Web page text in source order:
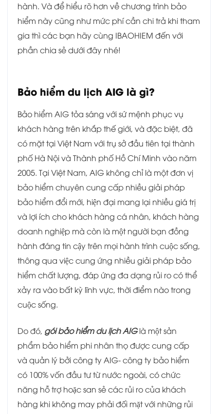
hành. Và để hiểu rõ hơn về chương trình bảo
hiểm này cũng như mức phí cần chi trả khi tham
gia thì các bạn hãy cùng IBAOHIEM đến với
phần chia sẻ dưới đây nhé!
Bảo hiểm du lịch AIG là gì?
Bảo hiểm AIG tỏa sáng với sứ mệnh phục vụ
khách hàng trên khắp thế giới, và đặc biệt, đã
có mặt tại Việt Nam với trụ sở đầu tiên tại thành
phố Hà Nội và Thành phố Hồ Chí Minh vào năm
2005. Tại Việt Nam, AIG không chỉ là một đơn vị
bảo hiểm chuyên cung cấp nhiều giải pháp
bảo hiểm đổi mới, hiện đại mang lại nhiều giá trị
và lợi ích cho khách hàng cá nhân, khách hàng
doanh nghiệp mà còn là một người bạn đồng
hành đáng tin cậy trên mọi hành trình cuộc sống,
thông qua việc cung ứng nhiều giải pháp bảo
hiểm chất lượng, đáp ứng đa dạng rủi ro có thể
xảy ra vào bất kỳ lĩnh vực, thời điểm nào trong
cuộc sống.
Do đó, gói bảo hiểm du lịch AIG là một sản
phẩm bảo hiểm phi nhân thọ được cung cấp
và quản lý bởi công ty AIG- công ty bảo hiểm
có 100% vốn đầu tư từ nước ngoài, có chức
năng hỗ trợ hoặc san sẻ các rủi ro của khách
hàng khi không may phải đối mặt với những rủi